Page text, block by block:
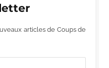
articles de Coups de